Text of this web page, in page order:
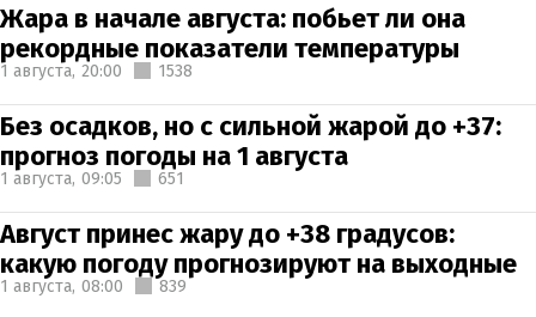
Жара в начале августа: побьет ли она
рекордные показатели температуры
1 августа, 20:00 1538
Без осадков, но с сильной жарой до +37:
прогноз погоды на 1 августа
1 августа, 09:05 651
Август принес жару до +38 градусов:
какую погоду прогнозируют на выходные
1 августа, 08:00 839